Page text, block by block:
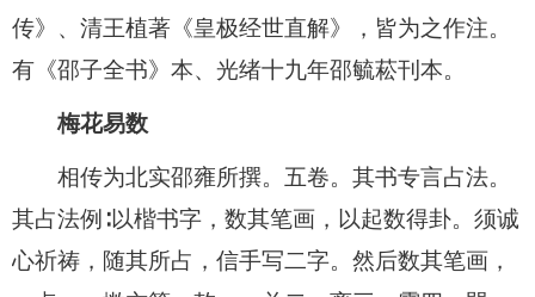
传》、清王植著《皇极经世直解》，皆为之作注。
有《邵子全书》本、光绪十九年邵毓菘刊本。
梅花易数
相传为北实邵雍所撰。五卷。其书专言占法。
其占法例∶以楷书字，数其笔画，以起数得卦。须诚
心祈祷，随其所占，信手写二字。然后数其笔画，